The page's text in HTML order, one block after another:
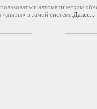
автоматическим
«дыры» в самой системе.Далее...